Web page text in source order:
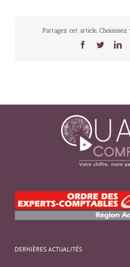
Partagez cet article, Choisissez
Facebook
Twitter
DERNIÈRES ACTUALITÉS